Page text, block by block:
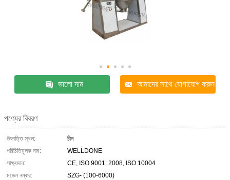
ভালো দাম আমাদের সাথে যোগাযোগ করুন
পণ্যের বিবরণ
উৎপত্তি স্থল:
চীন
পরিচিতিমুলক নাম:
WELLDONE
সাক্ষ্যদান:
CE, ISO 9001: 2008, ISO 10004
মডেল নম্বার:
SZG- (100-6000)